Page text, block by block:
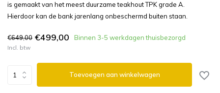
is gemaakt van het meest duurzame teakhout TPK grade A.
Hierdoor kan de bank jarenlang onbeschermd buiten staan.
€649,00 €499,00 Binnen 3-5 werkdagen thuisbezorgd
Incl. btw
Toevoegen aan winkelwagen